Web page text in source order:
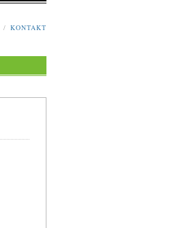
/ KONTAKT